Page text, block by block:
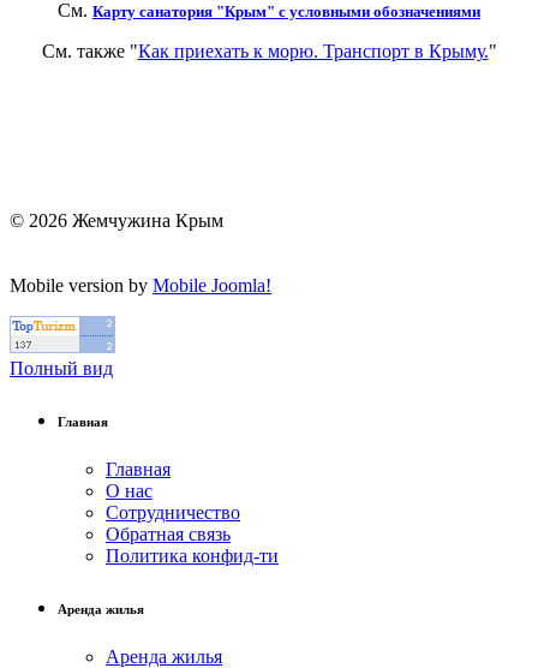
См. Карту санатория "Крым" с условными обозначениями
См. также "Как приехать к морю. Транспорт в Крыму."
© 2026 Жемчужина Крым
Mobile version by Mobile Joomla!
Полный вид
Главная
Главная
О нас
Сотрудничество
Обратная связь
Политика конфид-ти
Аренда жилья
Аренда жилья